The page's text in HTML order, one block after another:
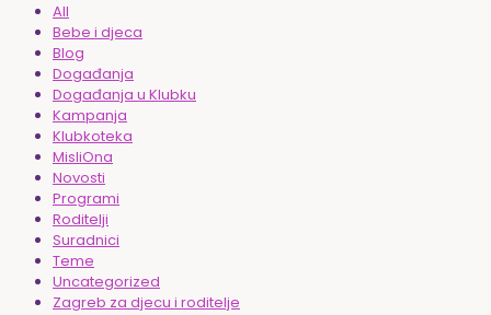
All
Bebe i djeca
Blog
Događanja
Događanja u Klubku
Kampanja
Klubkoteka
MisliOna
Novosti
Programi
Roditelji
Suradnici
Teme
Uncategorized
Zagreb za djecu i roditelje